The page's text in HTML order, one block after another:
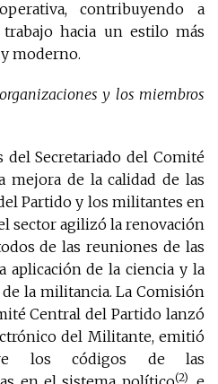
contribuyendo a
hacia un estilo más
moderno.
y los miembros
del Secretariado del Comité
mejora de la calidad de las
Partido y los militantes en
sector agilizó la renovación
de las reuniones de las
aplicación de la ciencia y la
la militancia. La Comisión
Central del Partido lanzó
del Militante, emitió
los códigos de las
(2)